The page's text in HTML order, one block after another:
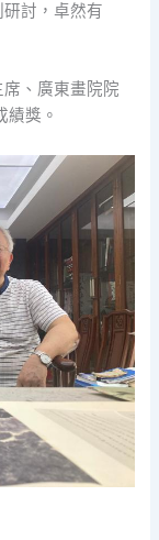
討，卓然有
、廣東畫院院
獎。